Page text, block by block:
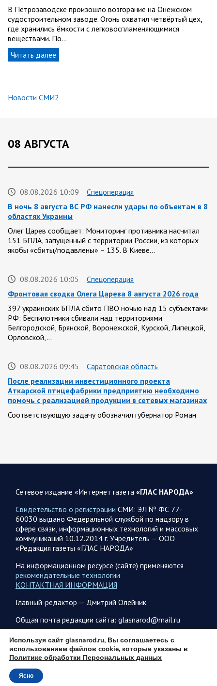
В Петрозаводске произошло возгорание на Онежском
судостроительном заводе. Огонь охватил четвёртый цех,
где хранились ёмкости с легковоспламеняющимися
веществами. По…
Читать далее
Новости СМИ2
08 АВГУСТА
08.08.2026 10:09
Спецоперация
В ночь 8 августа ВС РФ нанесли удары по объектам в 8
областях Украины
Олег Царев сообщает: Мониторинг противника насчитал
151 БПЛА, запущенный с территории России, из которых
якобы «сбиты/подавлены» – 135. В Киеве…
08.08.2026 10:05
Спецоперация
Фронтовая сводка Олега Царева 8 августа 2026 года
397 украинских БПЛА сбито ПВО ночью над 15 субъектами
РФ: Беспилотники сбивали над территориями
Белгородской, Брянской, Воронежской, Курской, Липецкой,
Орловской,…
08.08.2026 09:45
Саратовская область
После реализации инвестиционного проекта
Аткарской птицефабрики предприятию необходимо
помочь с реализацией продукции в сетевых магазинах
Соответствующую задачу обозначил губернатор Роман
На Кумысной поляне Саратове проводится
дератизация
Как сообщили в министерстве природных ресурсов и
экологии области, обработку территории отравляющим
веществом планируется произвести с 7 по 10 августа…
Бусаргин: Уважаемые спортсмены, тренеры, участники
физкультурного движения, ветераны и любители
Поздравление Губернатора Саратовской области:
Саратовская область всегда была одним из центров
развития спортивной культуры. Успехи…
08.08.2026 08:12
Спецоперация
Заявление Минобороны РФ на утро 8 августа 2026 года
Сетевое издание «Интернет газета «ГЛАС НАРОДА»
Свидетельство о регистрации СМИ: ЭЛ № ФС 77-
60030 выдано Федеральной службой по надзору в
сфере связи, информационных технологий и массовых
коммуникаций 10.12.2014 г. Учредитель — ООО
«Редакция газеты «ГЛАС НАРОДА»
На информационном ресурсе (сайте) применяются
рекомендательные технологии
КОНТАКТНАЯ ИНФОРМАЦИЯ
Главный-редактор — Дмитрий Олейник
Общая почта редакции сайта: glasnarod@mail.ru
ПОДПИСКА
Используя сайт glasnarod.ru, Вы соглашаетесь с
использованием файлов cookie, которые указаны в
Политике обработки Персональных данных
Ясно